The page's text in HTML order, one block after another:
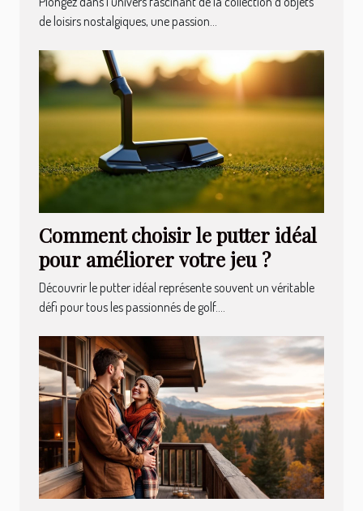
de loisirs nostalgiques, une passion...
Comment choisir le putter idéal
pour améliorer votre jeu ?
Découvrir le putter idéal représente souvent un véritable
défi pour tous les passionnés de golf....